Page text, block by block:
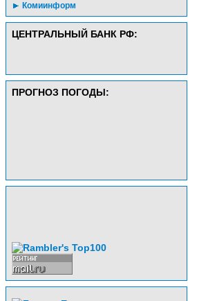
Комиинформ
ЦЕНТРАЛЬНЫЙ БАНК РФ:
ПРОГНОЗ ПОГОДЫ: